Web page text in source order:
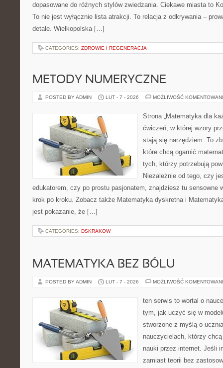
dopasowane do różnych stylów zwiedzania. Ciekawe miasta to
To nie jest wyłącznie lista atrakcji. To relacja z odkrywania –
detale. Wielkopolska […]
CATEGORIES: ZDROWIE I REGENERACJA
METODY NUMERYCZNE
POSTED BY ADMIN LUT - 7 - 2026 MOŻLIWOŚĆ
Strona „Matematyka dla
ćwiczeń, w której wzory
stają się narzędziem. To
które chcą ogarnić
tych, którzy potrzebują
Niezależnie od tego, czy
edukatorem, czy po prostu pasjonatem, znajdziesz tu sensowne
krok po kroku. Zobacz także Matematyka dyskretna i
jest pokazanie, że […]
CATEGORIES: DSKRAKOW
MATEMATYKA BEZ BÓLU
POSTED BY ADMIN LUT - 7 - 2026 MOŻLIWOŚĆ
ten serwis to wortal o
tym, jak uczyć się w
stworzone z myślą o
nauczycielach, którzy
nauki przez internet. Jeśli
zamiast teorii bez